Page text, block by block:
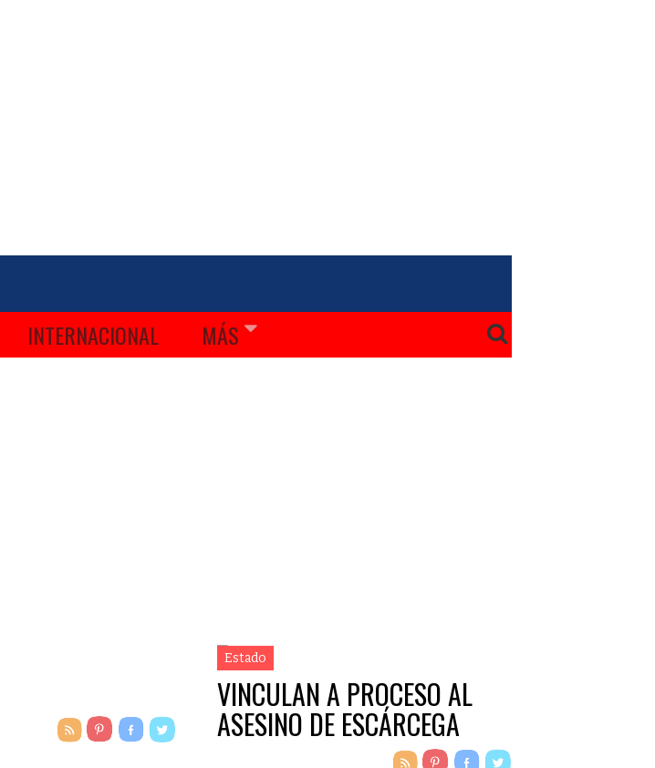
INTERNACIONAL MÁS
Estado
VINCULAN A PROCESO AL
ASESINO DE ESCÁRCEGA